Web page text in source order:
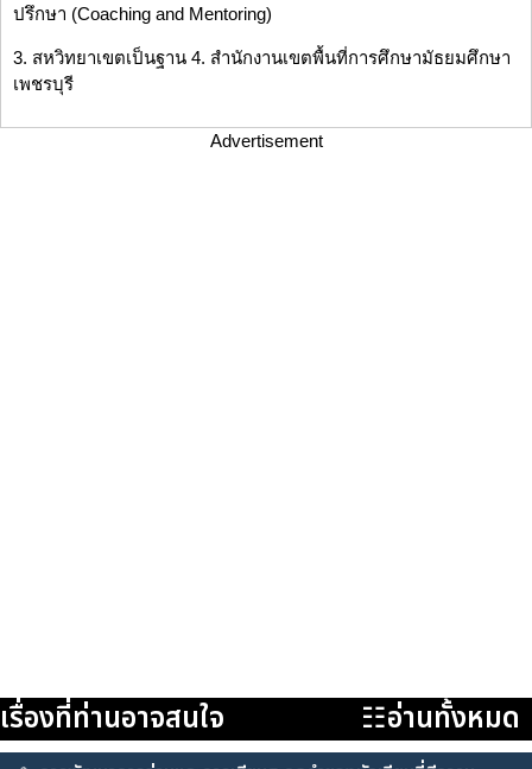
ปรึกษา (Coaching and Mentoring)
3. สหวิทยาเขตเป็นฐาน 4. สำนักงานเขตพื้นที่การศึกษามัธยมศึกษา
เพชรบุรี
Advertisement
เรื่องที่ท่านอาจสนใจ ☷อ่านทั้งหมด